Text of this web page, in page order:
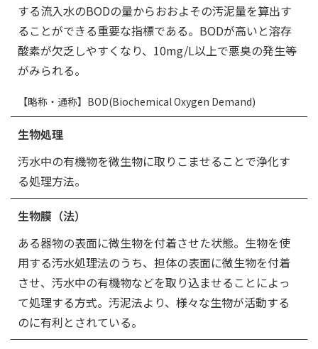
する流入水のBODの量からおおよその汚泥量を算出す
ることができる重要な指標である。BODが高いと溶存
酸素が欠乏しやすくなり、10mg/L以上で悪臭の発生等
がみられる。
【略称・通称】BOD(Biochemical Oxygen Demand)
生物処理
汚水中の有機物を微生物に取りこませることで浄化す
る処理方法。
生物膜（法）
ある器物の表面に微生物を付着させた状態。生物を使
用する汚水処理法のうち、担体の表面に微生物を付着
させ、汚水中の有機物などを取り込ませることによっ
て処理する方式。汚泥法より、様々な生物が活動する
のに有利とされている。